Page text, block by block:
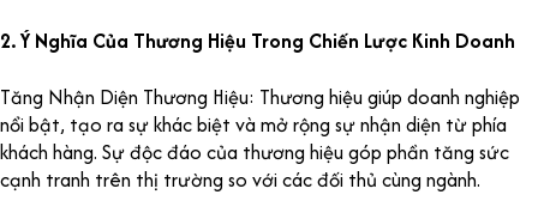
2. Ý Nghĩa Của Thương Hiệu Trong Chiến Lược Kinh Doanh
Tăng Nhận Diện Thương Hiệu: Thương hiệu giúp doanh nghiệp
nổi bật, tạo ra sự khác biệt và mở rộng sự nhận diện từ phía
khách hàng. Sự độc đáo của thương hiệu góp phần tăng sức
cạnh tranh trên thị trường so với các đối thủ cùng ngành.